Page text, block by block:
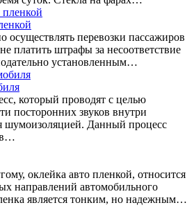
осуществлять перевозки пассажиров
платить штрафы за несоответствие
установленным…
который проводят с целью
посторонних звуков внутри
шумоизоляцией. Данный процесс
оклейка авто пленкой, относится
направлений автомобильного
является тонким, но надежным…